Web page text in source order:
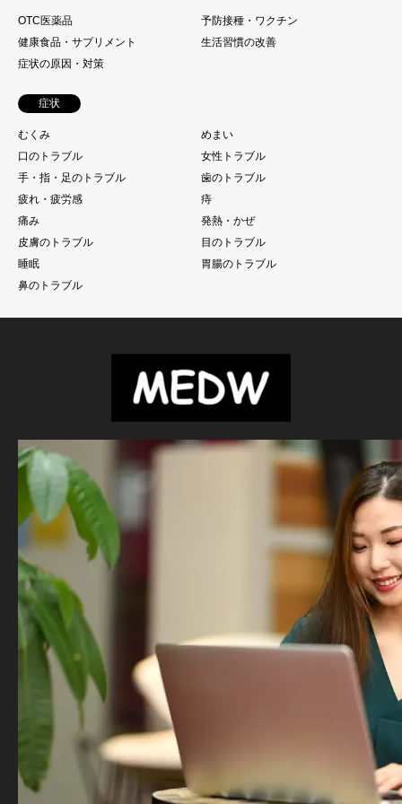
OTC医薬品
予防接種・ワクチン
健康食品・サプリメント
生活習慣の改善
症状の原因・対策
症状
むくみ
めまい
口のトラブル
女性トラブル
手・指・足のトラブル
歯のトラブル
疲れ・疲労感
痔
痛み
発熱・かぜ
皮膚のトラブル
目のトラブル
睡眠
胃腸のトラブル
鼻のトラブル